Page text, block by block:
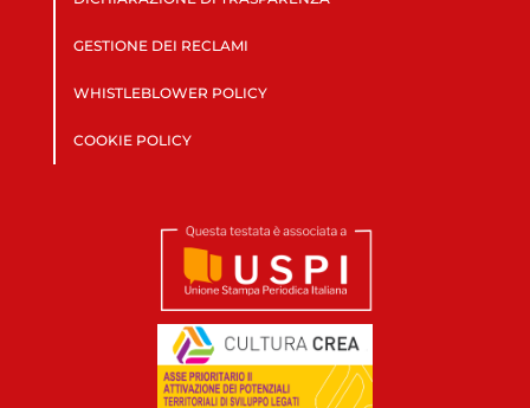
GESTIONE DEI RECLAMI
WHISTLEBLOWER POLICY
COOKIE POLICY